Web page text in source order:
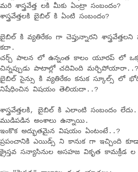
మరి శాస్త్రవేత్త లకి మీకు ఏంట్రా సంబందం?
శాస్త్రవేత్తలకి బైబిల్ కి ఏంటి సంబందం?
బైబిల్ కి వ్యతిరేకం గా చెప్తున్నారని
కదా.
చర్చ్ పాలన లో ఉన్నంత కాలం యూరప్ లో
చిన్నప్పుడు పాటాల్లో చదివింది మర్చిపోయారా..?
బైబిల్ సైన్సు కి వ్యతిరేకం కనుక స్కూల్స్ లో
నిషేధించిన విషయం తెలియదా..?
శాస్త్రవేత్తలకి, బైబిల్ కి ఎలాంటి సంబందం
ముడిపడిన అంశాలు ఉన్నాయి.
ఇంకొక అద్భుతమైన విషయం ఏంటంటే..?
ప్రపంచానికి ఎయిడ్స్ ని కానుక గా ఇచ్చింది కూడా
క్రైస్తవ సన్యాసినుల అసహజ వికృత